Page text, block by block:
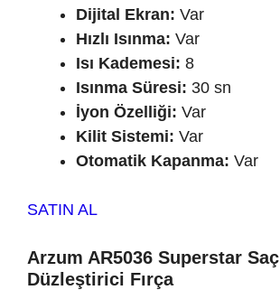
Dijital Ekran: Var
Hızlı Isınma: Var
Isı Kademesi: 8
Isınma Süresi: 30 sn
İyon Özelliği: Var
Kilit Sistemi: Var
Otomatik Kapanma: Var
SATIN AL
Arzum AR5036 Superstar Saç
Düzleştirici Fırça